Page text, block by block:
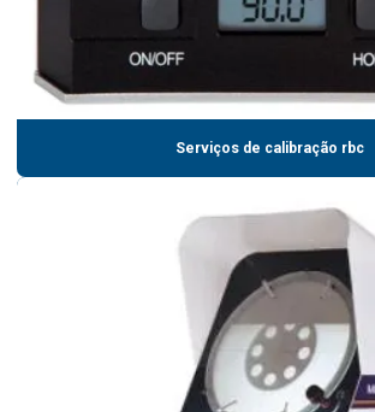
Serviços de calibração rbc